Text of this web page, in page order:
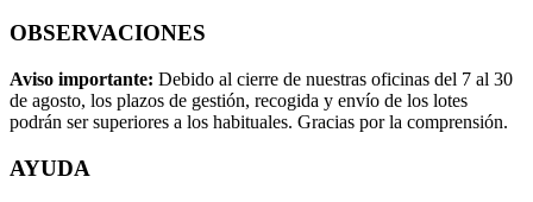
OBSERVACIONES
Aviso importante: Debido al cierre de nuestras oficinas del 7 al 30
de agosto, los plazos de gestión, recogida y envío de los lotes
podrán ser superiores a los habituales. Gracias por la comprensión.
AYUDA